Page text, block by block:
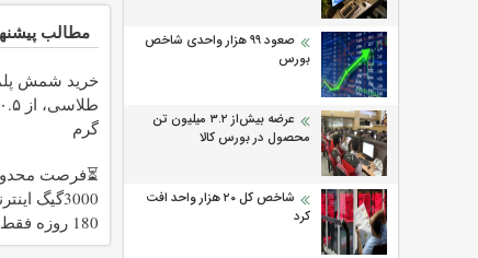
صعود ۹۹ هزار واحدی شاخص
بورس
عرضه بیش‌از ۳.۲ میلیون تن
محصول در بورس کالا
شاخص کل ۲۰ هزار واحد افت
کرد
مطالب
خرید شمش
گرم
⏳فرصت
3000گیگ
هزارتومان!!